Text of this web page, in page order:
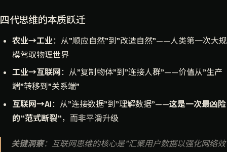
四代思维的本质跃迁
农业→工业：从"顺应自然"到"改造自然"——人类第一次大规
模驾驭物理世界
工业→互联网：从"复制物体"到"连接人群"——价值从"生产
端"转移到"关系端"
互联网→AI：从"连接数据"到"理解数据"——这是一次最凶险
的"范式断裂"，而非平滑升级
关键洞察：互联网思维的核心是"汇聚用户数据以强化网络效